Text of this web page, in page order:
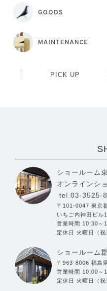
GOODS
MAINTENANCE
PICK UP
ショールーム
オンラインシ
tel.03-3525-
〒101-0047 東京
いちご内神田ビル
営業時間 10:30～
定休日 火曜日（
ショールーム
〒963-8006 福島
営業時間 10:00～
定休日 火曜日（